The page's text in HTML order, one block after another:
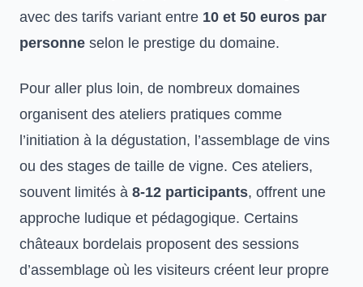
avec des tarifs variant entre 10 et 50 euros par
personne selon le prestige du domaine.
Pour aller plus loin, de nombreux domaines
organisent des ateliers pratiques comme
l’initiation à la dégustation, l’assemblage de vins
ou des stages de taille de vigne. Ces ateliers,
souvent limités à 8-12 participants, offrent une
approche ludique et pédagogique. Certains
châteaux bordelais proposent des sessions
d’assemblage où les visiteurs créent leur propre